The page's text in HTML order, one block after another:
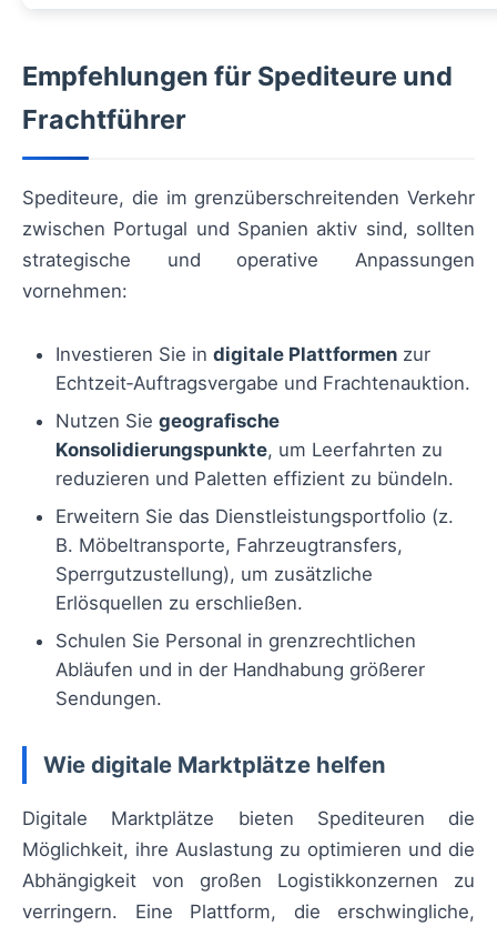
Empfehlungen für Spediteure und
Frachtführer
Spediteure, die im grenzüberschreitenden Verkehr
zwischen Portugal und Spanien aktiv sind, sollten
strategische und operative Anpassungen
vornehmen:
Investieren Sie in digitale Plattformen zur
Echtzeit‑Auftragsvergabe und Frachtenauktion.
Nutzen Sie geografische
Konsolidierungspunkte, um Leerfahrten zu
reduzieren und Paletten effizient zu bündeln.
Erweitern Sie das Dienstleistungsportfolio (z.
B. Möbeltransporte, Fahrzeugtransfers,
Sperrgutzustellung), um zusätzliche
Erlösquellen zu erschließen.
Schulen Sie Personal in grenzrechtlichen
Abläufen und in der Handhabung größerer
Sendungen.
Wie digitale Marktplätze helfen
Digitale Marktplätze bieten Spediteuren die
Möglichkeit, ihre Auslastung zu optimieren und die
Abhängigkeit von großen Logistikkonzernen zu
verringern. Eine Plattform, die erschwingliche,